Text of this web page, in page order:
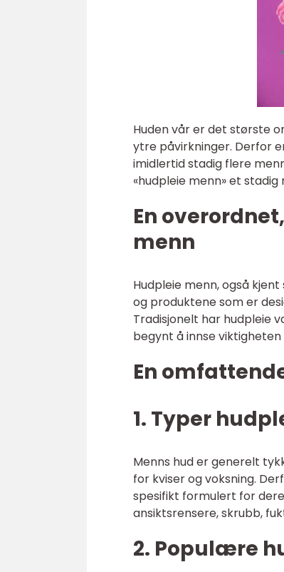
Huden vår er det største
ytre påvirkninger. Derfor
imidlertid stadig flere
«hudpleie menn» et
En
menn
Hudpleie menn, også
og produktene som er
Tradisjonelt har hudpleie
begynt å innse
En
1. Typer
Menns hud er generelt
for kviser og voksning.
spesifikt formulert for
ansiktsrensere, skrubb,
2. Populære